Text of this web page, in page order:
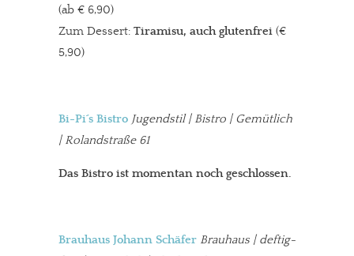
(ab € 6,90)
Zum Dessert: Tiramisu, auch glutenfrei (€
5,90)
Bi-Pi´s Bistro Jugendstil | Bistro | Gemütlich
| Rolandstraße 61
Das Bistro ist momentan noch geschlossen.
Brauhaus Johann Schäfer Brauhaus | deftig-